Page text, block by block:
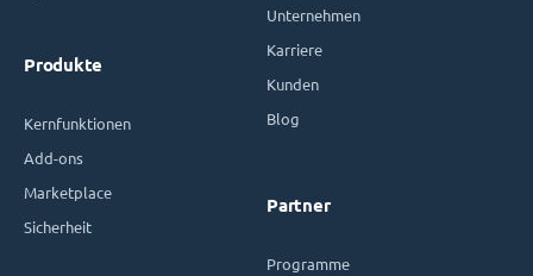
Produkte
Kernfunktionen
Add-ons
Marketplace
Sicherheit
Unternehmen
Karriere
Kunden
Blog
Partner
Programme